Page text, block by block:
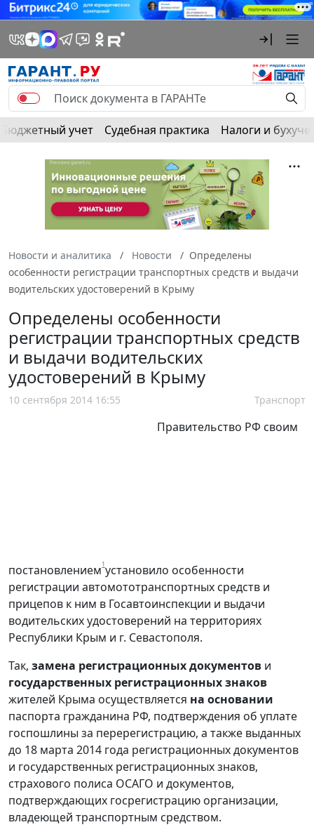
Бюджетный учет Судебная практика Налоги и
Новости и аналитика Новости
Определены
особенности регистрации транспортных средств и выдачи
водительских удостоверений в Крыму
Определены особенности
регистрации транспортных средств
и выдачи водительских
удостоверений в Крыму
10 сентября 2014 16:55 Транспорт
Правительство РФ своим
постановлением1установило особенности
регистрации автомототранспортных средств и
прицепов к ним в Госавтоинспекции и выдачи
водительских удостоверений на территориях
Республики Крым и г. Севастополя.
Так, замена регистрационных документов и
государственных регистрационных знаков
жителей Крыма осуществляется на основании
паспорта гражданина РФ, подтверждения об уплате
госпошлины за перерегистрацию, а также выданных
до 18 марта 2014 года регистрационных документов
и государственных регистрационных знаков,
страхового полиса ОСАГО и документов,
подтверждающих госрегистрацию организации,
владеющей транспортным средством.